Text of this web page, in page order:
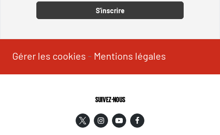
S'inscrire
Gérer les cookies - Mentions légales
SUIVEZ-NOUS